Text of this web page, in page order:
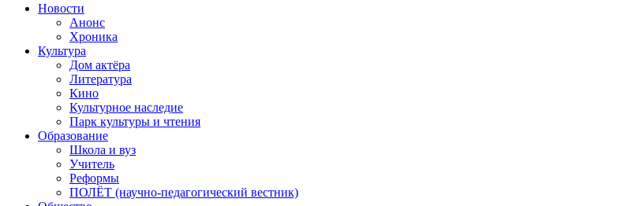
Новости
Анонс
Хроника
Культура
Дом актёра
Литература
Кино
Культурное наследие
Парк культуры и чтения
Образование
Школа и вуз
Учитель
Реформы
ПОЛЁТ (научно-педагогический вестник)